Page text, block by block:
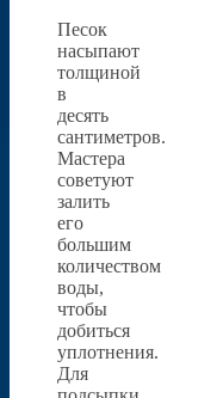
Песок
насыпают
толщиной
в
десять
сантиметров.
Мастера
советуют
залить
его
большим
количеством
воды,
чтобы
добиться
уплотнения.
Для